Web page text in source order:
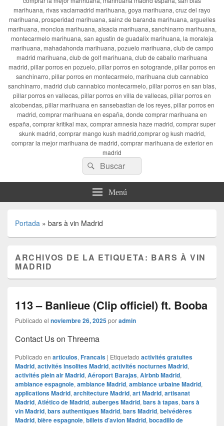
marihuana, rivas vaciamadrid marihuana, goya marihuana, cruz del rayo
marihuana, prosperidad marihuana, sainz de baranda marihuana, arguelles
marihuana, moncloa marihuana, alsacia marihuana, sanchinarro marihuana,
montecarmelo marihuana, san agustin de guadalix marihuana, la moraleja
marihuana, mahadahonda marihuana, pozuelo marihuana, club de campo
madrid marihuana, club de golf marihuana, club de caballo marihuana
madrid, pillar porros en pozuelo, pillar porros en sotogrande, pillar porros en
sanchinarro, pillar porros en montecarmelo, marihuana club cannabico
sanchinarro, madrid club cannabico montecarmelo, pillar porros en san blas,
pillar porros en vallecas, pillar porros en villa de vallecas, pillar porros en
alcobendas, pillar marihuana en sansebastian de los reyes, pillar porros en
madrid, comprar marihuana en españa, donde comprar marihuana en
españa, comprar kritikal max, comprar amnesia haze madrid, comprar super
skunk madrid, comprar mango kush madrid,comprar og kush madrid,
comprar la mejor marihuana de madrid, comprar marihuana de exterior en
madrid
Buscar
por:
Buscar
Menú
Portada » bars à vin Madrid
ARCHIVOS DE LA ETIQUETA: BARS À VIN
MADRID
113 – Banlieue (Clip officiel) ft. Booba
Publicado el noviembre 26, 2025poradmin
Contact Us on Threema
Publicado en articulos, Francais | Etiquetado activités gratuites
Madrid, activités insolites Madrid, activités nocturnes Madrid,
activités plein air Madrid, Aéroport Barajas, Airbnb Madrid,
ambiance espagnole, ambiance Madrid, ambiance urbaine Madrid,
applications Madrid, architecture Madrid, art Madrid, artisanat
Madrid, Atlético de Madrid, auberges Madrid, bars à tapas, bars à
vin Madrid, bars authentiques Madrid, bars Madrid, belvédères
Madrid, bière espagnole, billets d’avion Madrid, bocadillo de